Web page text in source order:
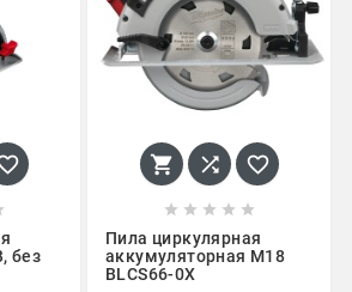
без
  
    
Пила циркулярная
аккумуляторная M18
BLCS66-0X